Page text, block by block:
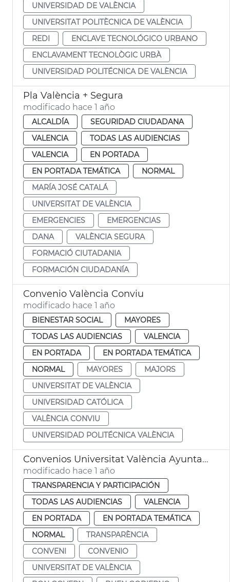
UNIVERSIDAD DE VALÈNCIA
UNIVERSITAT POLITÈCNICA DE VALÈNCIA
REDI
ENCLAVE TECNOLÓGICO URBANO
ENCLAVAMENT TECNOLÒGIC URBÀ
UNIVERSIDAD POLITÉCNICA DE VALÈNCIA
Pla València + Segura
modificado hace 1 año
ALCALDÍA
SEGURIDAD CIUDADANA
VALENCIA
TODAS LAS AUDIENCIAS
VALENCIA
EN PORTADA
EN PORTADA TEMÁTICA
NORMAL
MARÍA JOSÉ CATALÁ
UNIVERSITAT DE VALÈNCIA
EMERGENCIES
EMERGENCIAS
DANA
VALÈNCIA SEGURA
FORMACIÓ CIUTADANIA
FORMACIÓN CIUDADANÍA
Convenio València Conviu
modificado hace 1 año
BIENESTAR SOCIAL
MAYORES
TODAS LAS AUDIENCIAS
VALENCIA
EN PORTADA
EN PORTADA TEMÁTICA
NORMAL
MAYORES
MAJORS
UNIVERSITAT DE VALÈNCIA
UNIVERSIDAD CATÓLICA
VALÈNCIA CONVIU
UNIVERSIDAD POLITÉCNICA VALÈNCIA
Convenios Universitat València Ayuntamiento Buen Gobierno
modificado hace 1 año
TRANSPARENCIA Y PARTICIPACIÓN
TODAS LAS AUDIENCIAS
VALENCIA
EN PORTADA
EN PORTADA TEMÁTICA
NORMAL
TRANSPARÈNCIA
CONVENI
CONVENIO
UNIVERSITAT DE VALÈNCIA